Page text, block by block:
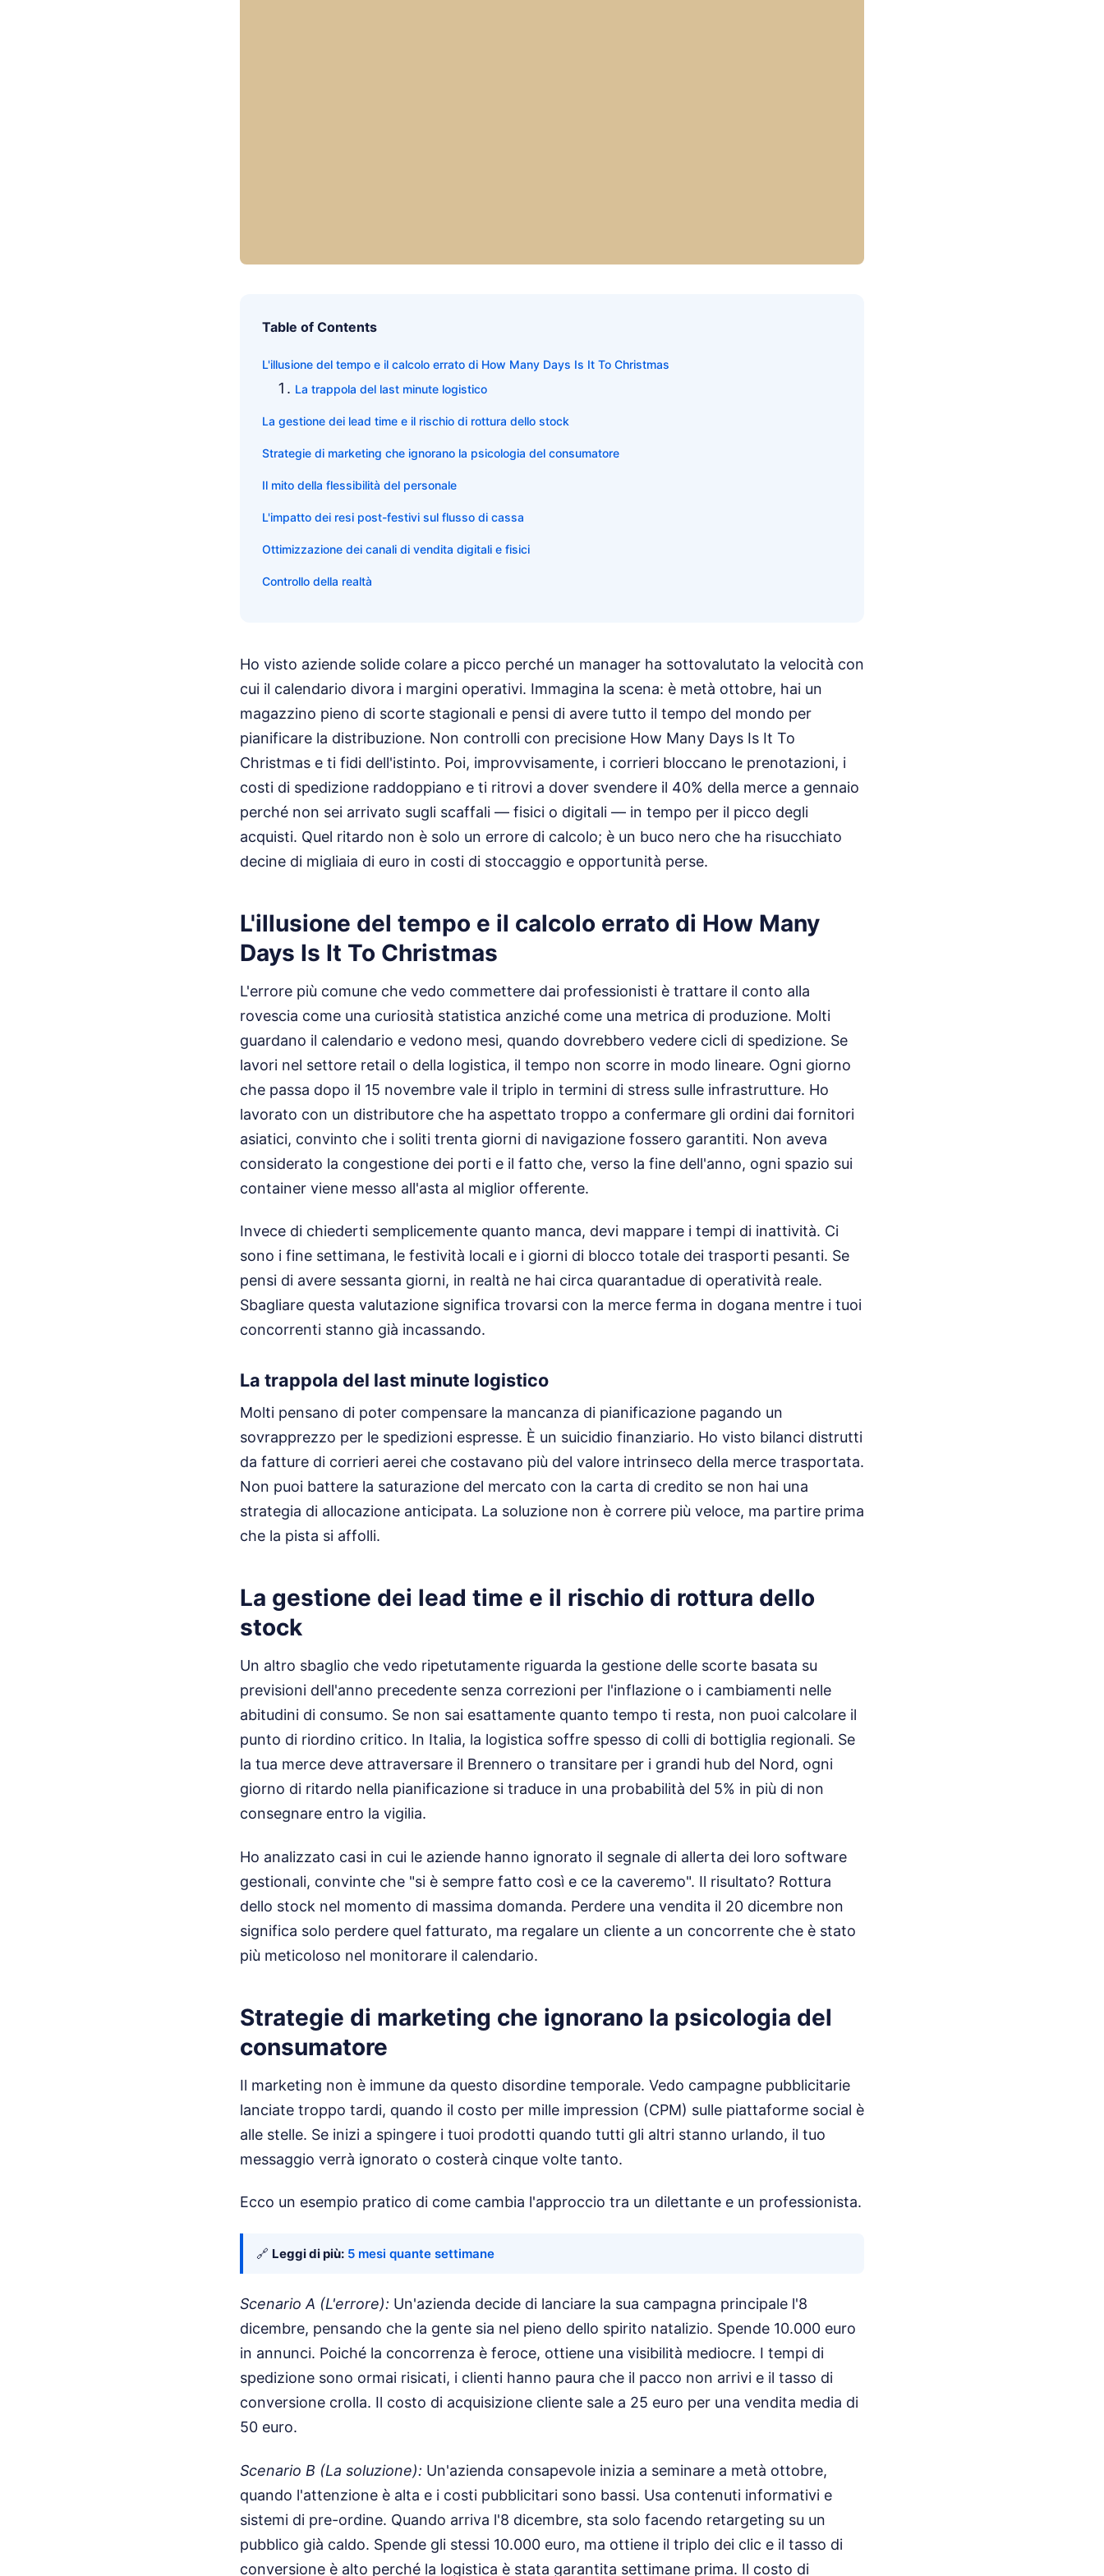
Table of Contents
L'illusione del tempo e il calcolo errato di How Many Days Is It To Christmas
La trappola del last minute logistico
La gestione dei lead time e il rischio di rottura dello stock
Strategie di marketing che ignorano la psicologia del consumatore
Il mito della flessibilità del personale
L'impatto dei resi post-festivi sul flusso di cassa
Ottimizzazione dei canali di vendita digitali e fisici
Controllo della realtà
Ho visto aziende solide colare a picco perché un manager ha sottovalutato la velocità con
cui il calendario divora i margini operativi. Immagina la scena: è metà ottobre, hai un
magazzino pieno di scorte stagionali e pensi di avere tutto il tempo del mondo per
pianificare la distribuzione. Non controlli con precisione How Many Days Is It To
Christmas e ti fidi dell'istinto. Poi, improvvisamente, i corrieri bloccano le prenotazioni, i
costi di spedizione raddoppiano e ti ritrovi a dover svendere il 40% della merce a gennaio
perché non sei arrivato sugli scaffali — fisici o digitali — in tempo per il picco degli
acquisti. Quel ritardo non è solo un errore di calcolo; è un buco nero che ha risucchiato
decine di migliaia di euro in costi di stoccaggio e opportunità perse.
L'illusione del tempo e il calcolo errato di How Many
Days Is It To Christmas
L'errore più comune che vedo commettere dai professionisti è trattare il conto alla
rovescia come una curiosità statistica anziché come una metrica di produzione. Molti
guardano il calendario e vedono mesi, quando dovrebbero vedere cicli di spedizione. Se
lavori nel settore retail o della logistica, il tempo non scorre in modo lineare. Ogni giorno
che passa dopo il 15 novembre vale il triplo in termini di stress sulle infrastrutture. Ho
lavorato con un distributore che ha aspettato troppo a confermare gli ordini dai fornitori
asiatici, convinto che i soliti trenta giorni di navigazione fossero garantiti. Non aveva
considerato la congestione dei porti e il fatto che, verso la fine dell'anno, ogni spazio sui
container viene messo all'asta al miglior offerente.
Invece di chiederti semplicemente quanto manca, devi mappare i tempi di inattività. Ci
sono i fine settimana, le festività locali e i giorni di blocco totale dei trasporti pesanti. Se
pensi di avere sessanta giorni, in realtà ne hai circa quarantadue di operatività reale.
Sbagliare questa valutazione significa trovarsi con la merce ferma in dogana mentre i tuoi
concorrenti stanno già incassando.
La trappola del last minute logistico
Molti pensano di poter compensare la mancanza di pianificazione pagando un
sovrapprezzo per le spedizioni espresse. È un suicidio finanziario. Ho visto bilanci distrutti
da fatture di corrieri aerei che costavano più del valore intrinseco della merce trasportata.
Non puoi battere la saturazione del mercato con la carta di credito se non hai una
strategia di allocazione anticipata. La soluzione non è correre più veloce, ma partire prima
che la pista si affolli.
La gestione dei lead time e il rischio di rottura dello
stock
Un altro sbaglio che vedo ripetutamente riguarda la gestione delle scorte basata su
previsioni dell'anno precedente senza correzioni per l'inflazione o i cambiamenti nelle
abitudini di consumo. Se non sai esattamente quanto tempo ti resta, non puoi calcolare il
punto di riordino critico. In Italia, la logistica soffre spesso di colli di bottiglia regionali. Se
la tua merce deve attraversare il Brennero o transitare per i grandi hub del Nord, ogni
giorno di ritardo nella pianificazione si traduce in una probabilità del 5% in più di non
consegnare entro la vigilia.
Ho analizzato casi in cui le aziende hanno ignorato il segnale di allerta dei loro software
gestionali, convinte che "si è sempre fatto così e ce la caveremo". Il risultato? Rottura
dello stock nel momento di massima domanda. Perdere una vendita il 20 dicembre non
significa solo perdere quel fatturato, ma regalare un cliente a un concorrente che è stato
più meticoloso nel monitorare il calendario.
Strategie di marketing che ignorano la psicologia del
consumatore
Il marketing non è immune da questo disordine temporale. Vedo campagne pubblicitarie
lanciate troppo tardi, quando il costo per mille impression (CPM) sulle piattaforme social è
alle stelle. Se inizi a spingere i tuoi prodotti quando tutti gli altri stanno urlando, il tuo
messaggio verrà ignorato o costerà cinque volte tanto.
Ecco un esempio pratico di come cambia l'approccio tra un dilettante e un professionista.
🔗 Leggi di più: 5 mesi quante settimane
Scenario A (L'errore): Un'azienda decide di lanciare la sua campagna principale l'8
dicembre, pensando che la gente sia nel pieno dello spirito natalizio. Spende 10.000 euro
in annunci. Poiché la concorrenza è feroce, ottiene una visibilità mediocre. I tempi di
spedizione sono ormai risicati, i clienti hanno paura che il pacco non arrivi e il tasso di
conversione crolla. Il costo di acquisizione cliente sale a 25 euro per una vendita media di
50 euro.
Scenario B (La soluzione): Un'azienda consapevole inizia a seminare a metà ottobre,
quando l'attenzione è alta e i costi pubblicitari sono bassi. Usa contenuti informativi e
sistemi di pre-ordine. Quando arriva l'8 dicembre, sta solo facendo retargeting su un
pubblico già caldo. Spende gli stessi 10.000 euro, ma ottiene il triplo dei clic e il tasso di
conversione è alto perché la logistica è stata garantita settimane prima. Il costo di